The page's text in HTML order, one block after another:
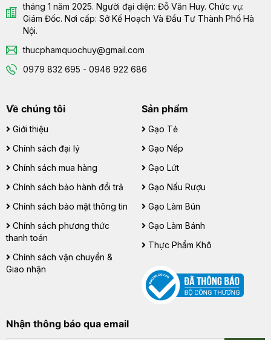
tháng 1 năm 2025. Người đại diện: Đỗ Văn Huy. Chức vụ:
Giám Đốc. Nơi cấp: Sở Kế Hoạch Và Đầu Tư Thành Phố Hà
Nội.
thucphamquochuy@gmail.com
0979 832 695 - 0946 922 686
Về chúng tôi
Giới thiệu
Chính sách đại lý
Chính sách mua hàng
Chính sách bảo hành đổi trả
Chính sách bảo mật thông tin
Chính sách phương thức
thanh toán
Chính sách vận chuyển &
Giao nhận
Sản phẩm
Gạo Tẻ
Gạo Nếp
Gạo Lứt
Gạo Nấu Rượu
Gạo Làm Bún
Gạo Làm Bánh
Thực Phẩm Khô
Nhận thông báo qua email